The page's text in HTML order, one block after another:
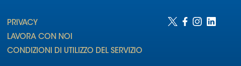
PRIVACY
LAVORA CON NOI
CONDIZIONI DI UTILIZZO DEL SERVIZIO